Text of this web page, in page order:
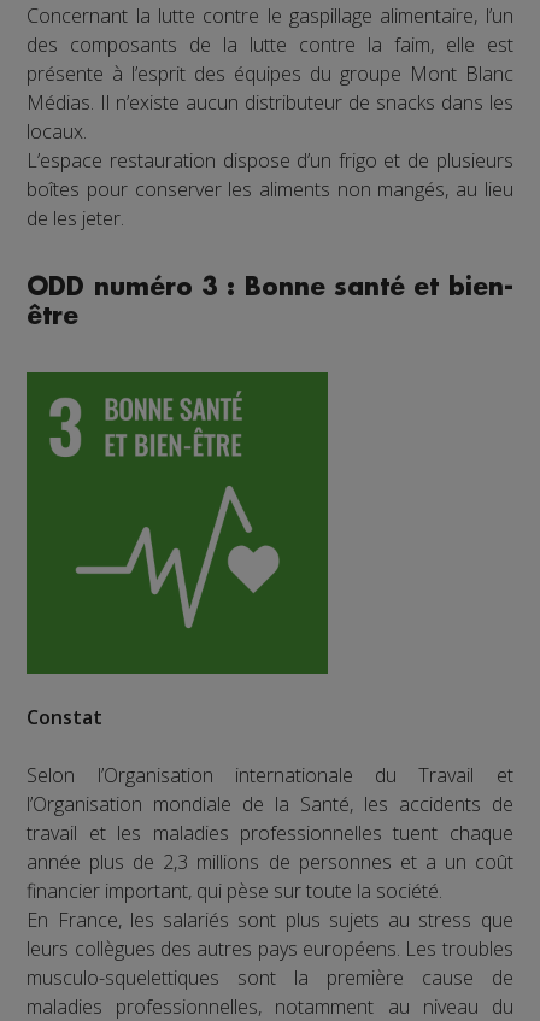
Concernant la lutte contre le gaspillage alimentaire, l’un
des composants de la lutte contre la faim, elle est
présente à l’esprit des équipes du groupe Mont Blanc
Médias. Il n’existe aucun distributeur de snacks dans les
locaux.
L’espace restauration dispose d’un frigo et de plusieurs
boîtes pour conserver les aliments non mangés, au lieu
de les jeter.
ODD numéro 3 : Bonne santé et bien-
être
Constat
Selon l’Organisation internationale du Travail et
l’Organisation mondiale de la Santé, les accidents de
travail et les maladies professionnelles tuent chaque
année plus de 2,3 millions de personnes et a un coût
financier important, qui pèse sur toute la société.
En France, les salariés sont plus sujets au stress que
leurs collègues des autres pays européens. Les troubles
musculo-squelettiques sont la première cause de
maladies professionnelles, notamment au niveau du